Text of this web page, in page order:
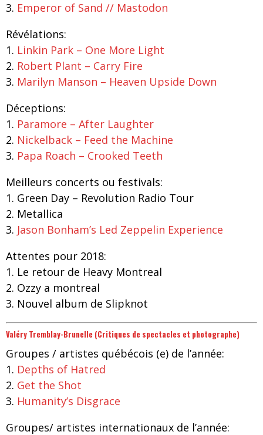
3. Emperor of Sand // Mastodon
Révélations:
1. Linkin Park – One More Light
2. Robert Plant – Carry Fire
3. Marilyn Manson – Heaven Upside Down
Déceptions:
1. Paramore – After Laughter
2. Nickelback – Feed the Machine
3. Papa Roach – Crooked Teeth
Meilleurs concerts ou festivals:
1. Green Day – Revolution Radio Tour
2. Metallica
3. Jason Bonham’s Led Zeppelin Experience
Attentes pour 2018:
1. Le retour de Heavy Montreal
2. Ozzy a montreal
3. Nouvel album de Slipknot
Valéry Tremblay-Brunelle (Critiques de spectacles et photographe)
Groupes / artistes québécois (e) de l’année:
1. Depths of Hatred
2. Get the Shot
3. Humanity’s Disgrace
Groupes/ artistes internationaux de l’année: